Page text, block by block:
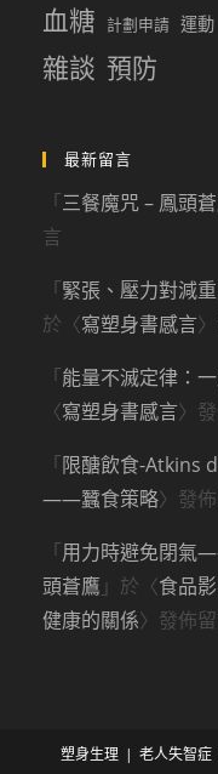
血糖 計劃申請 運動
雜談 預防
最新留言
「三餐魔咒 – 鳳頭
言
「緊張、壓力對減
於〈寫塑身書感言
「能量不滅定律：
〈寫塑身書感言〉
「限醣飲食-Atkins
——蠶食策略〉發
「用力時避免閉氣
頭蒼鷹 」於〈食品
健康的關係〉發佈
塑身生理 老人失智症